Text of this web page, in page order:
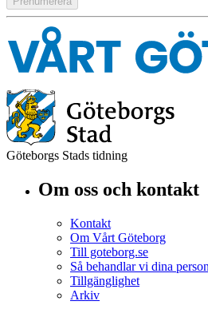
Göteborgs Stads tidning
Om oss och kontakt
Kontakt
Om Vårt Göteborg
Till goteborg.se
Så behandlar vi dina
Tillgänglighet
Arkiv